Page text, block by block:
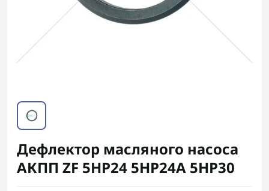
Дефлектор масляного насоса
АКПП ZF 5HP24 5HP24A 5HP30